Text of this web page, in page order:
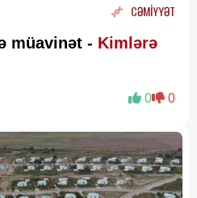
CƏMİYYƏT
müavinət - Kimlərə
0 0